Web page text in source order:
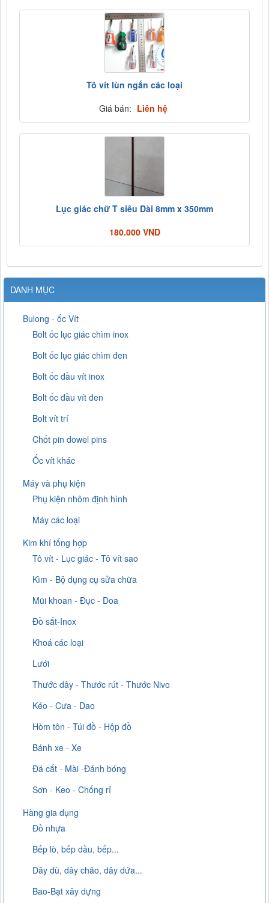
Tô vít lùn ngắn các loại
Giá bán: Liên hệ
Lục giác chữ T siêu Dài 8mm x 350mm
180.000 VND
DANH MỤC
Bulong - ốc Vít
Bolt ốc lục giác chìm inox
Bolt ốc lục giác chìm đen
Bolt ốc đầu vít inox
Bolt ốc đầu vít đen
Bolt vít trí
Chốt pin dowel pins
Ốc vít khác
Máy và phụ kiện
Phụ kiện nhôm định hình
Máy các loại
Kim khí tổng hợp
Tô vít - Lục giác - Tô vít sao
Kìm - Bộ dụng cụ sửa chữa
Mũi khoan - Đục - Doa
Đồ sắt-Inox
Khoá các loại
Lưới
Thước dây - Thước rút - Thước Nivo
Kéo - Cưa - Dao
Hòm tôn - Túi đồ - Hộp đồ
Bánh xe - Xe
Đá cắt - Mài -Đánh bóng
Sơn - Keo - Chống rỉ
Hàng gia dụng
Đồ nhựa
Bếp lò, bếp dầu, bếp...
Dây dù, dây chão, dây dứa...
Bao-Bạt xây dựng